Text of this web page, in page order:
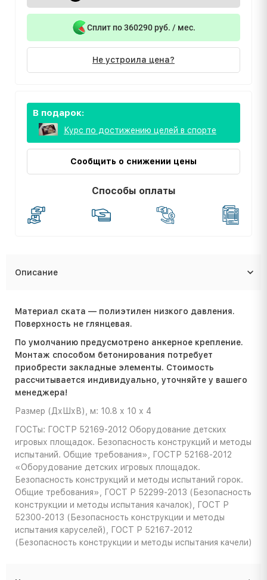
Сплит по 360290 руб. / мес.
Не устроила цена?
В подарок:
Курс по достижению целей в спорте
Сообщить о снижении цены
Способы оплаты
Описание
Материал ската — полиэтилен низкого давления.
Поверхность не глянцевая.
По умолчанию предусмотрено анкерное крепление.
Монтаж способом бетонирования потребует
приобрести закладные элементы. Стоимость
расcчитывается индивидуально, уточняйте у вашего
менеджера!
Размер (ДхШхВ), м: 10.8 х 10 х 4
ГОСТы: ГОСТР 52169-2012 Оборудование детских
игровых площадок. Безопасность конструкций и методы
испытаний. Общие требования», ГОСТР 52168-2012
«Оборудование детских игровых площадок.
Безопасность конструкций и методы испытаний горок.
Общие требования», ГОСТ Р 52299-2013 (Безопасность
конструкции и методы испытания качалок), ГОСТ Р
52300-2013 (Безопасность конструкции и методы
испытания каруселей), ГОСТ Р 52167-2012
(Безопасность конструкции и методы испытания качели)